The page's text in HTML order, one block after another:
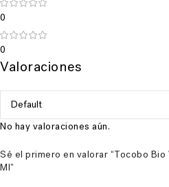
0
0
Valoraciones
No hay valoraciones aún.
Sé el primero en valorar “Tocobo Bio
Ml”